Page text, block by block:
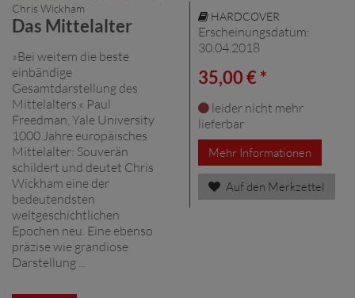
Chris Wickham
Das Mittelalter
»Bei weitem die beste
einbändige
Gesamtdarstellung des
Mittelalters.« Paul
Freedman, Yale University
1000 Jahre europäisches
Mittelalter: Souverän
schildert und deutet Chris
Wickham eine der
bedeutendsten
weltgeschichtlichen
Epochen neu. Eine ebenso
präzise wie grandiose
Darstellung ...
HARDCOVER
Erscheinungsdatum:
30.04.2018
35,00 € *
leider nicht mehr
lieferbar
Mehr Informationen
Auf den Merkzettel